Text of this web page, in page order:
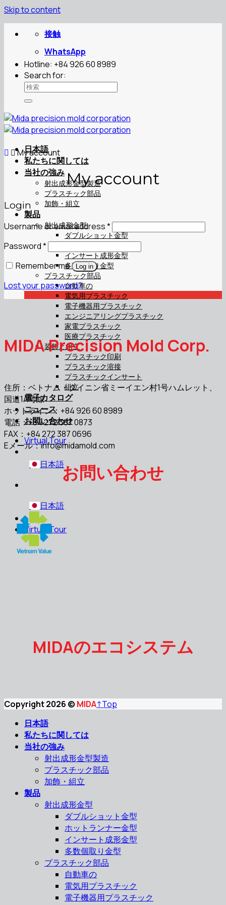
Skip to content
接触
WhatsApp
Hotline: +84 926 60 8989
Search for:
日本語
私たちに関しては
当社の強み
射出成形金型製造
プラスチック部品
加飾・組立
製品
射出成形金型
ダブルショット金型
インサート成形金型
多数個取り金型
プラスチック部品
自動車の
電気用プラスチック
電子機器用プラスチック
エンジニアリングプラスチック
家電プラスチック
医療プラスチック
装飾と組立
プラスチック印刷
プラスチック溶接
プラスチックインサート
組立
電子カタログ
ニュース
お問い合わせ
Virtual Tour
日本語
日本語
Virtual Tour
My account
My account
Login
Username or email address*
Password*
Remember me
Log in
Lost your password?
MIDA Precision Mold Corp.
住所：ベトナム・タイニン省ミーイエン村1号ハムレット、
国道1A号線
ホットライン：+84 926 60 8989
電話：+84 272 387 0873
FAX：+84 272 387 0696
Eメール：info@midamold.com
お問い合わせ
MIDAのエコシステム
Copyright 2026 © MIDA↑Top
日本語
私たちに関しては
当社の強み
射出成形金型製造
プラスチック部品
加飾・組立
製品
射出成形金型
ダブルショット金型
ホットランナー金型
インサート成形金型
多数個取り金型
プラスチック部品
自動車の
電気用プラスチック
電子機器用プラスチック